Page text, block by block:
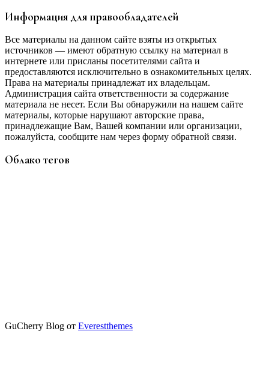
Информация для правообладателей
Все материалы на данном сайте взяты из открытых
источников — имеют обратную ссылку на материал в
интернете или присланы посетителями сайта и
предоставляются исключительно в ознакомительных целях.
Права на материалы принадлежат их владельцам.
Администрация сайта ответственности за содержание
материала не несет. Если Вы обнаружили на нашем сайте
материалы, которые нарушают авторские права,
принадлежащие Вам, Вашей компании или организации,
пожалуйста, сообщите нам через форму обратной связи.
Облако тегов
GuCherry Blog от Everestthemes